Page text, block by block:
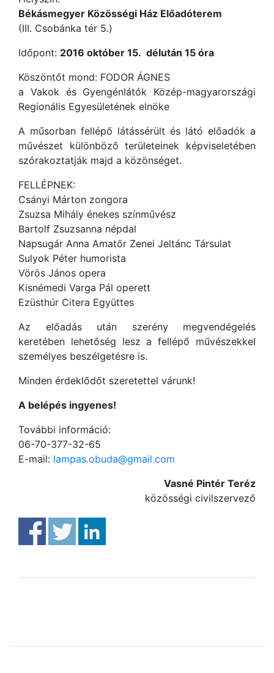
Békásmegyer Közösségi Ház Előadóterem
(III. Csobánka tér 5.)
Időpont: 2016 október 15. délután 15 óra
Köszöntőt mond: FODOR ÁGNES
a Vakok és Gyengénlátók Közép-magyarországi
Regionális Egyesületének elnöke
A műsorban fellépő látássérült és látó előadók a
művészet különböző területeinek képviseletében
szórakoztatják majd a közönséget.
FELLÉPNEK:
Csányi Márton zongora
Zsuzsa Mihály énekes színművész
Bartolf Zsuzsanna népdal
Napsugár Anna Amatőr Zenei Jeltánc Társulat
Sulyok Péter humorista
Vörös János opera
Kisnémedi Varga Pál operett
Ezüsthúr Citera Együttes
Az előadás után szerény megvendégelés
keretében lehetőség lesz a fellépő művészekkel
személyes beszélgetésre is.
Minden érdeklődőt szeretettel várunk!
A belépés ingyenes!
További információ:
06-70-377-32-65
E-mail: lampas.obuda@gmail.com
Vasné Pintér Teréz
közösségi civilszervező